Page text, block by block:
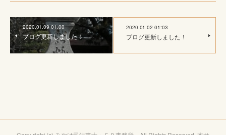
2020.01.09 01:00
ブログ更新しました！
2020.01.02 01:03
ブログ更新しました！